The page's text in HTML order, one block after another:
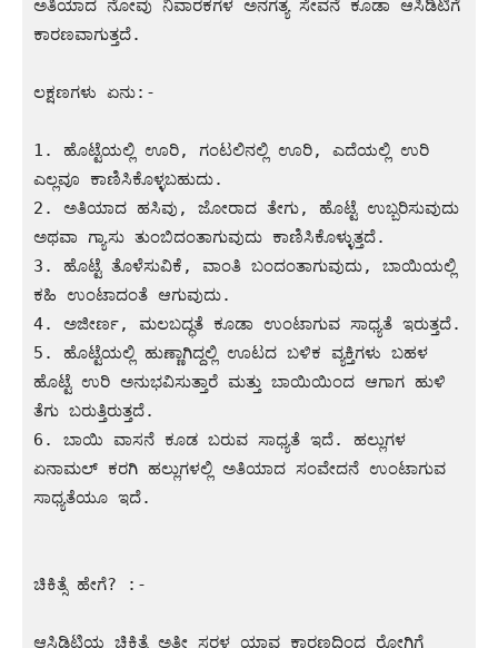
ಅತಿಯಾದ ನೋವು ನಿವಾರಕಗಳ ಅನಗತ್ಯ ಸೇವನೆ ಕೂಡಾ ಆಸಿಡಿಟಿಗೆ
ಕಾರಣವಾಗುತ್ತದೆ.
ಲಕ್ಷಣಗಳು ಏನು:-
1. ಹೊಟ್ಟೆಯಲ್ಲಿ ಊರಿ, ಗಂಟಲಿನಲ್ಲಿ ಊರಿ, ಎದೆಯಲ್ಲಿ ಉರಿ
ಎಲ್ಲವೂ ಕಾಣಿಸಿಕೊಳ್ಳಬಹುದು.
2. ಅತಿಯಾದ ಹಸಿವು, ಜೋರಾದ ತೇಗು, ಹೊಟ್ಟೆ ಉಬ್ಬರಿಸುವುದು
ಅಥವಾ ಗ್ಯಾಸು ತುಂಬಿದಂತಾಗುವುದು ಕಾಣಿಸಿಕೊಳ್ಳುತ್ತದೆ.
3. ಹೊಟ್ಟೆ ತೊಳೆಸುವಿಕೆ, ವಾಂತಿ ಬಂದಂತಾಗುವುದು, ಬಾಯಿಯಲ್ಲಿ
ಕಹಿ ಉಂಟಾದಂತೆ ಆಗುವುದು.
4. ಅಜೀರ್ಣ, ಮಲಬದ್ಧತೆ ಕೂಡಾ ಉಂಟಾಗುವ ಸಾಧ್ಯತೆ ಇರುತ್ತದೆ.
5. ಹೊಟ್ಟೆಯಲ್ಲಿ ಹುಣ್ಣಾಗಿದ್ದಲ್ಲಿ ಊಟದ ಬಳಿಕ ವ್ಯಕ್ತಿಗಳು ಬಹಳ
ಹೊಟ್ಟೆ ಉರಿ ಅನುಭವಿಸುತ್ತಾರೆ ಮತ್ತು ಬಾಯಿಯಿಂದ ಆಗಾಗ ಹುಳಿ
ತೆಗು ಬರುತ್ತಿರುತ್ತದೆ.
6. ಬಾಯಿ ವಾಸನೆ ಕೂಡ ಬರುವ ಸಾಧ್ಯತೆ ಇದೆ. ಹಲ್ಲುಗಳ
ಏನಾಮಲ್ ಕರಗಿ ಹಲ್ಲುಗಳಲ್ಲಿ ಅತಿಯಾದ ಸಂವೇದನೆ ಉಂಟಾಗುವ
ಸಾಧ್ಯತೆಯೂ ಇದೆ.
ಚಿಕಿತ್ಸೆ ಹೇಗೆ? :-
ಆಸಿಡಿಟಿಯ ಚಿಕಿತ್ಸೆ ಅತೀ ಸರಳ ಯಾವ ಕಾರಣದಿಂದ ರೋಗಿಗೆ